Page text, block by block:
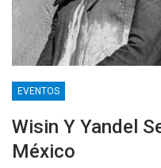
EVENTOS
Wisin Y Yandel
México